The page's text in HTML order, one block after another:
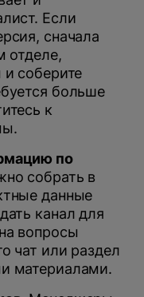
Если
сначала
отделе,
и соберите
больше
к
по
собрать в
данные
канал для
вопросы
чат или раздел
материалами.